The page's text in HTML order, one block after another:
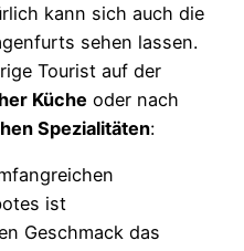
kann sich auch die
sehen lassen.
Tourist auf der
Küche oder nach
Spezialitäten:
ist
Geschmack das